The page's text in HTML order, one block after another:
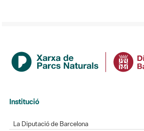
Institució
La Diputació de Barcelona